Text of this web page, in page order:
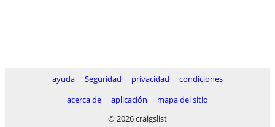
ayuda Seguridad privacidad
condiciones
acerca de
aplicación
mapa del sitio
© 2026 craigslist